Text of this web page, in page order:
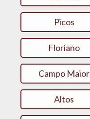
Picos
Floriano
Campo Maior
Altos